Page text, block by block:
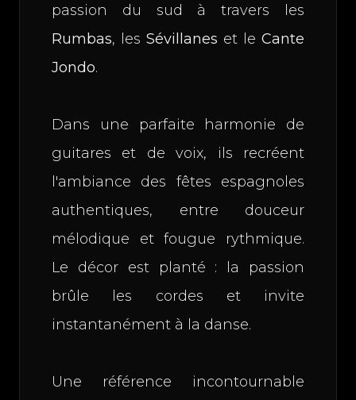
passion du sud à travers les
Rumbas, les Sévillanes et le Cante
Jondo.
Dans une parfaite harmonie de
guitares et de voix, ils recréent
l'ambiance des fêtes espagnoles
authentiques, entre douceur
mélodique et fougue rythmique.
Le décor est planté : la passion
brûle les cordes et invite
instantanément à la danse.
Une référence incontournable